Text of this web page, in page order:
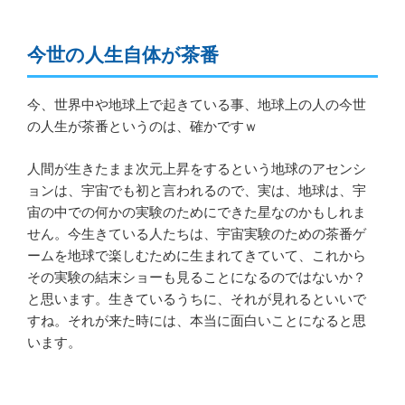
今世の人生自体が茶番
今、世界中や地球上で起きている事、地球上の人の今世
の人生が茶番というのは、確かですｗ
人間が生きたまま次元上昇をするという地球のアセンシ
ョンは、宇宙でも初と言われるので、実は、地球は、宇
宙の中での何かの実験のためにできた星なのかもしれま
せん。今生きている人たちは、宇宙実験のための茶番ゲ
ームを地球で楽しむために生まれてきていて、これから
その実験の結末ショーも見ることになるのではないか？
と思います。生きているうちに、それが見れるといいで
すね。それが来た時には、本当に面白いことになると思
います。